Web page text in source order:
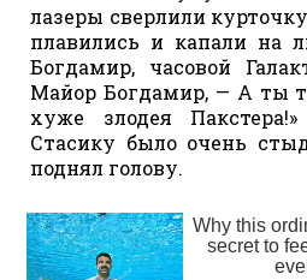
лазеры сверлили
плавились и капали на
Богдамир, часовой
Майор Богдамир, — А ты
хуже злодея
Стасику было очень
поднял голову.